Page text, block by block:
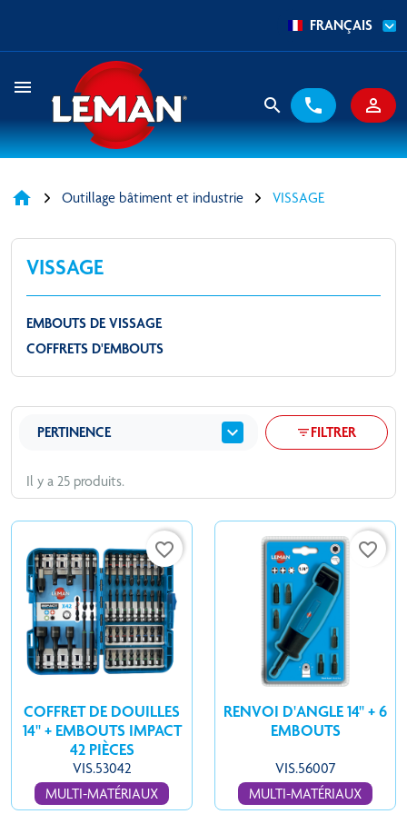
FRANÇAIS
search phone person_outline
menu
home Outillage bâtiment et industrie VISSAGE
VISSAGE
EMBOUTS DE VISSAGE
COFFRETS D'EMBOUTS
Il y a 25 produits.
PERTINENCE expand_more filter_listFILTRER
favorite_border
COFFRET DE DOUILLES
14'' + EMBOUTS IMPACT
42 PIÈCES
VIS.53042
MULTI-MATÉRIAUX
favorite_border
RENVOI D'ANGLE 14" + 6
EMBOUTS
VIS.56007
MULTI-MATÉRIAUX